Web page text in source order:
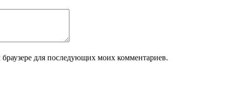
для последующих моих комментариев.